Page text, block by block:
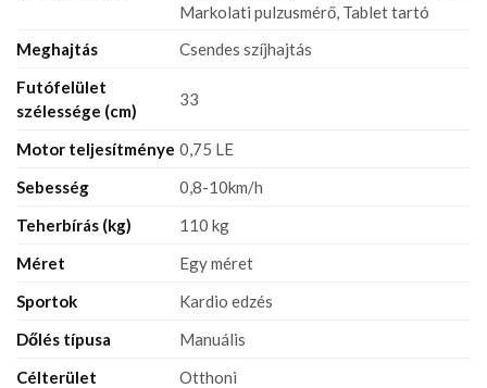
Markolati pulzusmérő, Tablet tartó
Meghajtás
Csendes szíjhajtás
Futófelület
szélessége (cm)
33
Motor teljesítménye 0,75 LE
Sebesség
0,8-10km/h
Teherbírás (kg)
110 kg
Méret
Egy méret
Sportok
Kardio edzés
Dőlés típusa
Manuális
Célterület
Otthoni